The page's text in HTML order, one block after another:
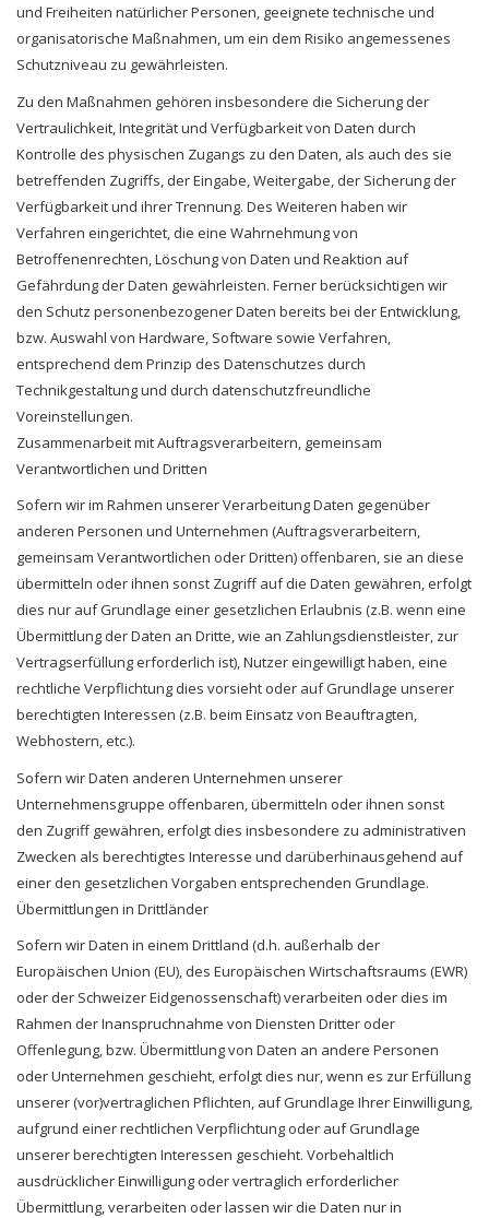
und Freiheiten natürlicher Personen, geeignete technische und
organisatorische Maßnahmen, um ein dem Risiko angemessenes
Schutzniveau zu gewährleisten.
Zu den Maßnahmen gehören insbesondere die Sicherung der
Vertraulichkeit, Integrität und Verfügbarkeit von Daten durch
Kontrolle des physischen Zugangs zu den Daten, als auch des sie
betreffenden Zugriffs, der Eingabe, Weitergabe, der Sicherung der
Verfügbarkeit und ihrer Trennung. Des Weiteren haben wir
Verfahren eingerichtet, die eine Wahrnehmung von
Betroffenenrechten, Löschung von Daten und Reaktion auf
Gefährdung der Daten gewährleisten. Ferner berücksichtigen wir
den Schutz personenbezogener Daten bereits bei der Entwicklung,
bzw. Auswahl von Hardware, Software sowie Verfahren,
entsprechend dem Prinzip des Datenschutzes durch
Technikgestaltung und durch datenschutzfreundliche
Voreinstellungen.
Zusammenarbeit mit Auftragsverarbeitern, gemeinsam
Verantwortlichen und Dritten
Sofern wir im Rahmen unserer Verarbeitung Daten gegenüber
anderen Personen und Unternehmen (Auftragsverarbeitern,
gemeinsam Verantwortlichen oder Dritten) offenbaren, sie an diese
übermitteln oder ihnen sonst Zugriff auf die Daten gewähren, erfolgt
dies nur auf Grundlage einer gesetzlichen Erlaubnis (z.B. wenn eine
Übermittlung der Daten an Dritte, wie an Zahlungsdienstleister, zur
Vertragserfüllung erforderlich ist), Nutzer eingewilligt haben, eine
rechtliche Verpflichtung dies vorsieht oder auf Grundlage unserer
berechtigten Interessen (z.B. beim Einsatz von Beauftragten,
Webhostern, etc.).
Sofern wir Daten anderen Unternehmen unserer
Unternehmensgruppe offenbaren, übermitteln oder ihnen sonst
den Zugriff gewähren, erfolgt dies insbesondere zu administrativen
Zwecken als berechtigtes Interesse und darüberhinausgehend auf
einer den gesetzlichen Vorgaben entsprechenden Grundlage.
Übermittlungen in Drittländer
Sofern wir Daten in einem Drittland (d.h. außerhalb der
Europäischen Union (EU), des Europäischen Wirtschaftsraums (EWR)
oder der Schweizer Eidgenossenschaft) verarbeiten oder dies im
Rahmen der Inanspruchnahme von Diensten Dritter oder
Offenlegung, bzw. Übermittlung von Daten an andere Personen
oder Unternehmen geschieht, erfolgt dies nur, wenn es zur Erfüllung
unserer (vor)vertraglichen Pflichten, auf Grundlage Ihrer Einwilligung,
aufgrund einer rechtlichen Verpflichtung oder auf Grundlage
unserer berechtigten Interessen geschieht. Vorbehaltlich
ausdrücklicher Einwilligung oder vertraglich erforderlicher
Übermittlung, verarbeiten oder lassen wir die Daten nur in